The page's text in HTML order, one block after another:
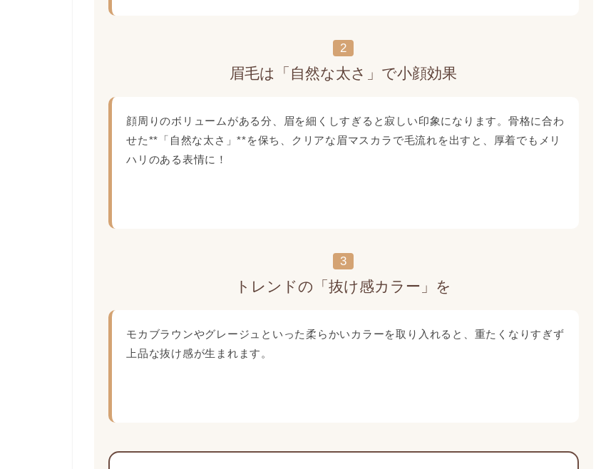
2
眉毛は「自然な太さ」で小顔効果
顔周りのボリュームがある分、眉を細くしすぎると寂しい印象になります。骨格に合わ
せた**「自然な太さ」**を保ち、クリアな眉マスカラで毛流れを出すと、厚着でもメリ
ハリのある表情に！
3
トレンドの「抜け感カラー」を
モカブラウンやグレージュといった柔らかいカラーを取り入れると、重たくなりすぎず
上品な抜け感が生まれます。